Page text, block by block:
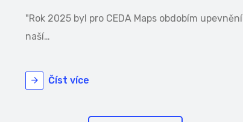
"Rok 2025 byl pro CEDA Maps obdobím upevnění
naší…
Číst více